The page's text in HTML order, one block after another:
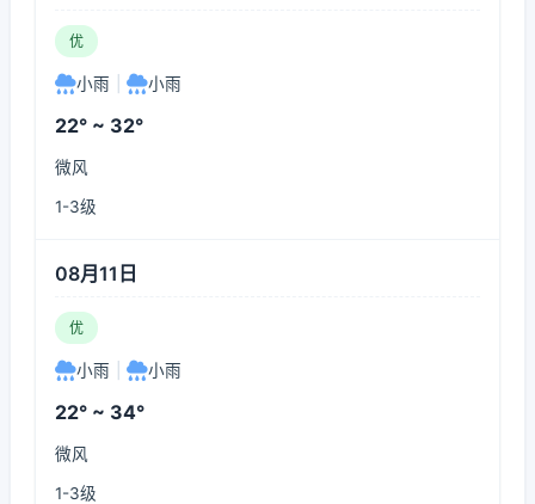
优
小雨 小雨
22° ~ 32°
微风
1-3级
08月11日
优
小雨 小雨
22° ~ 34°
微风
1-3级